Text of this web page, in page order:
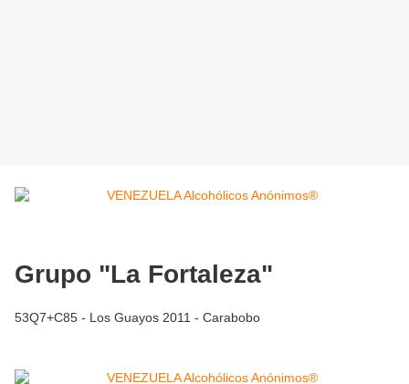
Grupo "La Fortaleza"
53Q7+C85 - Los Guayos 2011 - Carabobo